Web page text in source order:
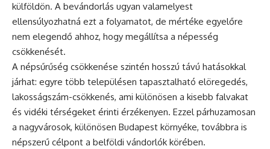
külföldön. A bevándorlás ugyan valamelyest
ellensúlyozhatná ezt a folyamatot, de mértéke egyelőre
nem elegendő ahhoz, hogy megállítsa a népesség
csökkenését.
A népsűrűség csökkenése szintén hosszú távú hatásokkal
járhat: egyre több településen tapasztalható elöregedés,
lakosságszám-csökkenés, ami különösen a kisebb falvakat
és vidéki térségeket érinti érzékenyen. Ezzel párhuzamosan
a nagyvárosok, különösen Budapest környéke, továbbra is
népszerű célpont a belföldi vándorlók körében.